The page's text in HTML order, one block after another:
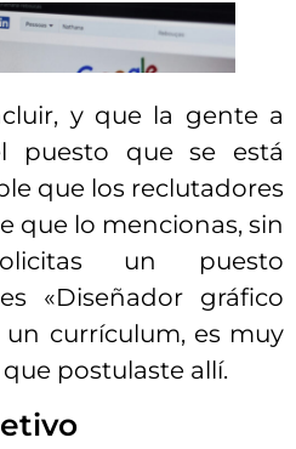
y que la gente a
puesto que se está
que los reclutadores
que lo mencionas, sin
un puesto
«Diseñador gráfico
currículum, es muy
postulaste allí.